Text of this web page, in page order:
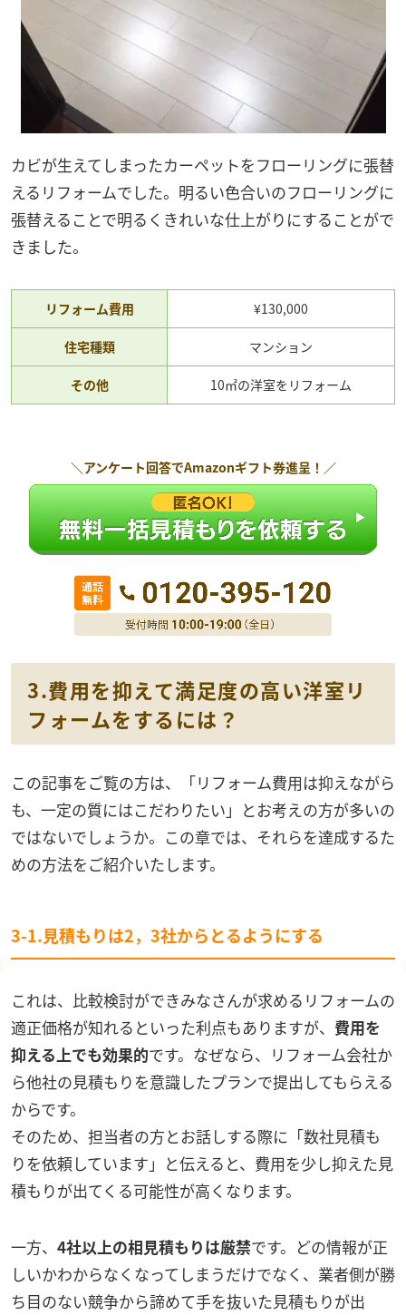
カビが生えてしまったカーペットをフローリングに張替
えるリフォームでした。明るい色合いのフローリングに
張替えることで明るくきれいな仕上がりにすることがで
きました。
リフォーム費用 ¥130,000
住宅種類 マンション
その他 10㎡の洋室をリフォーム
＼アンケート回答でAmazonギフト券進呈！／
3.費用を抑えて満足度の高い洋室リ
フォームをするには？
この記事をご覧の方は、「リフォーム費用は抑えながら
も、一定の質にはこだわりたい」とお考えの方が多いの
ではないでしょうか。この章では、それらを達成するた
めの方法をご紹介いたします。
3-1.見積もりは2，3社からとるようにする
これは、比較検討ができみなさんが求めるリフォームの
適正価格が知れるといった利点もありますが、 費用を
抑える上でも効果的です。なぜなら、リフォーム会社か
ら他社の見積もりを意識したプランで提出してもらえる
からです。
そのため、担当者の方とお話しする際に「数社見積も
りを依頼しています」と伝えると、費用を少し抑えた見
積もりが出てくる可能性が高くなります。
一方、 4社以上の相見積もりは厳禁です。どの情報が正
しいかわからなくなってしまうだけでなく、業者側が勝
ち目のない競争から諦めて手を抜いた見積もりが出